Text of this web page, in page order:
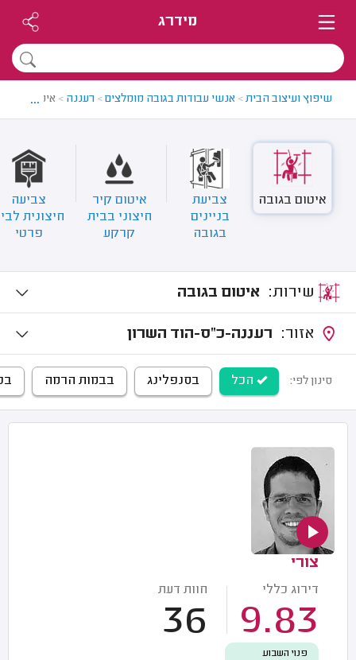
מידרג
שיפוץ ועיצוב הבית> אנשי עבודות בגובה מומלצים> רעננה > איטום
...
איטום בגובה
צביעת
בניינים
בגובה
איטום קיר
חיצוני בבית
קרקע
צביעה
חיצונית
פרטי
איטום בגובה
רעננה-כ"ס-הוד השרון
סינון לפי: הכל בסנפלינג בבמות הרמה
צורי
דירוג כללי
9.83
חוות דעת
36
פנוי השבוע